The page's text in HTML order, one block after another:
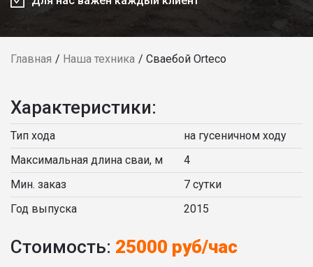
Главная Наша техника Сваебой Orteco
Характеристики:
Тип хода
на гусеничном ходу
Максимальная длина сваи, м
4
Мин. заказ
7 сутки
Год выпуска
2015
Стоимость: 25000 руб/час